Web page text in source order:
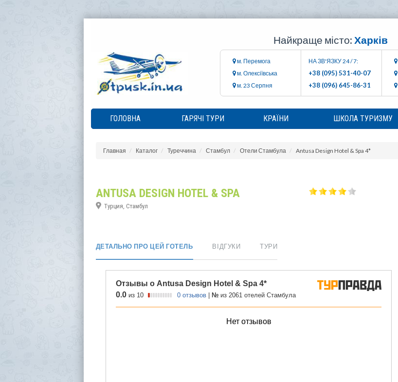
Найкраще місто: Харків
м. Перемога
м. Олексіївська
м. 23 Серпня
НА ЗВ'ЯЗКУ 24 / 7:
+38 (095) 531-40-07
+38 (096) 645-86-31
ГОЛОВНА ГАРЯЧІ ТУРИ КРАЇНИ ШКОЛА ТУРИЗМУ
Главная Каталог Туреччина Стамбул Отели Стамбула Antusa Design Hotel & Spa 4*
ANTUSA DESIGN HOTEL & SPA
Турция, Стамбул
ДЕТАЛЬНО ПРО ЦЕЙ ГОТЕЛЬ ВІДГУКИ ТУРИ